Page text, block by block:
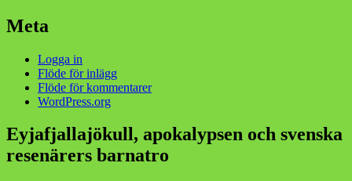
Meta
Logga in
Flöde för inlägg
Flöde för kommentarer
WordPress.org
Eyjafjallajökull, apokalypsen och svenska
resenärers barnatro